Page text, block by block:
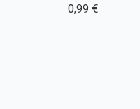
0,99 €